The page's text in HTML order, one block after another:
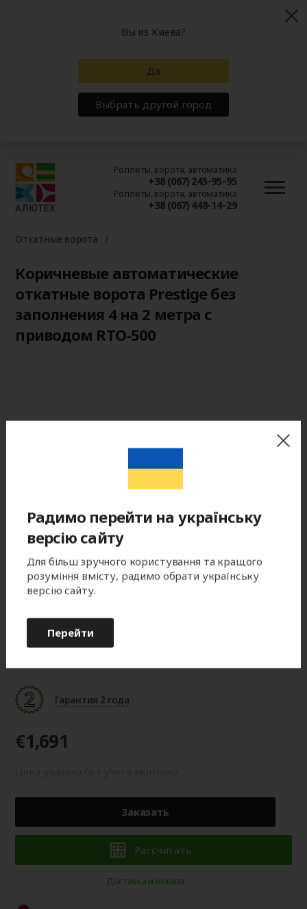
Роллеты, ворота, автоматика
+38 (067) 245-95-95
Роллеты, ворота, автоматика
+38 (067) 448-14-29
Откатные ворота
Коричневые автоматические
откатные ворота Prestige без
заполнения 4 на 2 метра с
приводом RTO-500
оттенку от изображения на мониторе.
Гарантия 2 года
€1,691
Заказать
Рассчитать
Доставка и оплата
Вы из Киева?
Да
Выбрать другой город
Радимо перейти на українську
версію сайту
Для більш зручного користування та кращого
розуміння вмісту, радимо обрати українську
версію сайту.
Перейти